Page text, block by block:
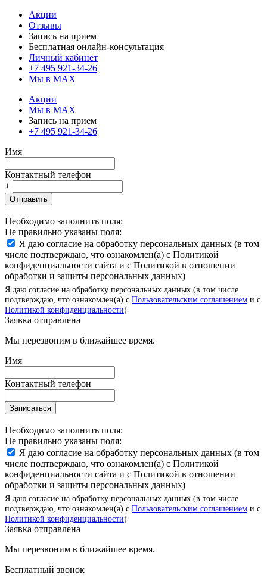
Акции
Отзывы
Запись на прием
Бесплатная онлайн-консультация
Личный кабинет
+7 495 921-34-26
Мы в MAX
Акции
Мы в MAX
Запись на прием
+7 495 921-34-26
Имя
Контактный телефон
+
Отправить
Необходимо заполнить поля:
Не правильно указаны поля:
Я даю согласие на обработку персональных данных (в том
числе подтверждаю, что ознакомлен(а) с Политикой
конфиденциальности сайта и с Политикой в отношении
обработки и защиты персональных данных)
Я даю согласие на обработку персональных данных (в том числе
подтверждаю, что ознакомлен(а) с Пользовательским соглашением и с
Политикой конфиденциальности)
Заявка отправлена
Мы перезвоним в ближайшее время.
Имя
Контактный телефон
Записаться
Необходимо заполнить поля:
Не правильно указаны поля:
Я даю согласие на обработку персональных данных (в том
числе подтверждаю, что ознакомлен(а) с Политикой
конфиденциальности сайта и с Политикой в отношении
обработки и защиты персональных данных)
Я даю согласие на обработку персональных данных (в том числе
подтверждаю, что ознакомлен(а) с Пользовательским соглашением и с
Политикой конфиденциальности)
Заявка отправлена
Мы перезвоним в ближайшее время.
Бесплатный звонок